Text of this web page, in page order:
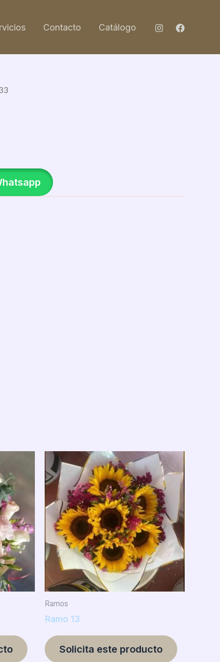
Contacto Catálogo
Ramos
Ramo 13
Solicita este producto